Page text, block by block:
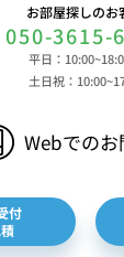
お部屋探しのお
050-3615-
平日：
土日祝：
Webでの
付